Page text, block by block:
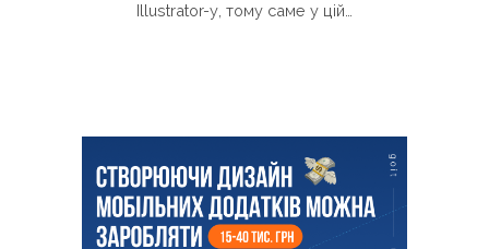
Illustrator-у, тому саме у цій…